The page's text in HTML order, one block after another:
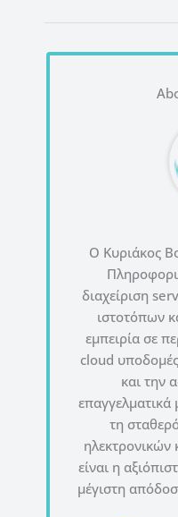
Ο Κυριάκος
διαχείριση
ιστοτόπων
εμπειρία σε
cloud
και την
τη
ηλεκτρονικών
είναι η
μέγιστη